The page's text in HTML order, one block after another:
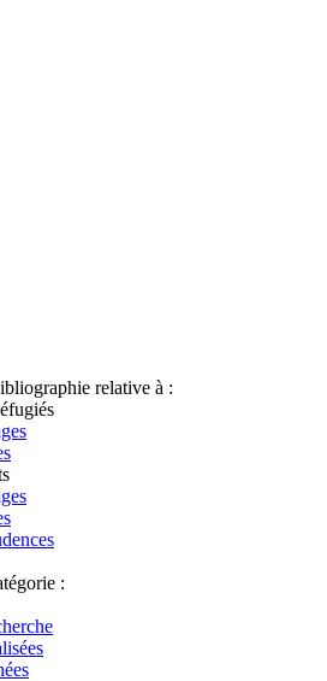
relative à :
: